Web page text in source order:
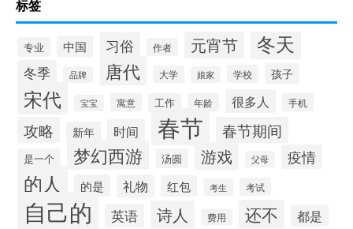
标签
专业 中国 习俗 作者 元宵节 冬天
冬季 品牌 唐代 大学 娘家 学校 孩子
宋代 宝宝 寓意 工作 年龄 很多人 手机
攻略 新年 时间 春节 春节期间
是一个 梦幻西游 汤圆 游戏 父母 疫情
的人 的是 礼物 红包 考生 考试
自己的 英语 诗人 费用 还不 都是